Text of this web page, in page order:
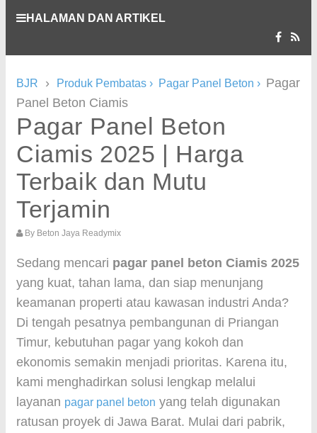
HALAMAN DAN ARTIKEL
BJR › Produk Pembatas › Pagar Panel Beton › Pagar
Panel Beton Ciamis
Pagar Panel Beton
Ciamis 2025 | Harga
Terbaik dan Mutu
Terjamin
By Beton Jaya Readymix
Sedang mencari pagar panel beton Ciamis 2025
yang kuat, tahan lama, dan siap menunjang
keamanan properti atau kawasan industri Anda?
Di tengah pesatnya pembangunan di Priangan
Timur, kebutuhan pagar yang kokoh dan
ekonomis semakin menjadi prioritas. Karena itu,
kami menghadirkan solusi lengkap melalui
layanan pagar panel beton yang telah digunakan
ratusan proyek di Jawa Barat. Mulai dari pabrik,